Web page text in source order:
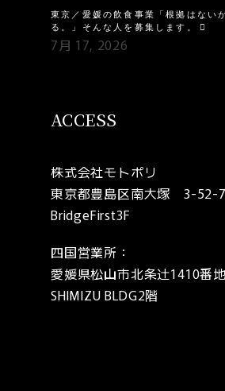
東京／愛媛の飲食事業「根拠はない
る。」そんな人を募集します。
7月 17, 2026
ACCESS
株式会社モトポリ
東京都豊島区南大塚 3-
BridgeFirst3F
四国営業所：
愛媛県松山市北条辻1410番
SHIMIZU BLDG2階